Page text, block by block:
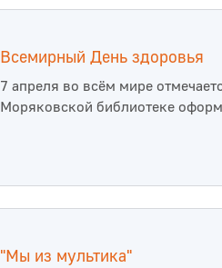
Всемирный День здоровья
7 апреля во всём мире
Моряковской библиотеке
"Мы из мультика"